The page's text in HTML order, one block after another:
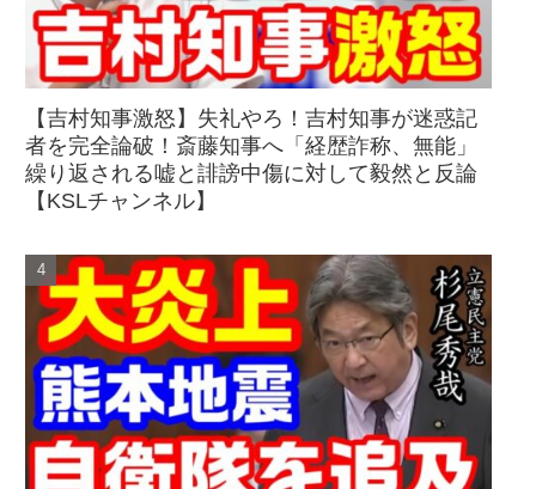
【吉村知事激怒】失礼やろ！吉村知事が迷惑記
者を完全論破！斎藤知事へ「経歴詐称、無能」
繰り返される嘘と誹謗中傷に対して毅然と反論
【KSLチャンネル】